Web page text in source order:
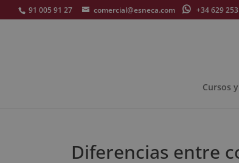
91 005 91 27 comercial@esneca.com +34 629
Cursos
Diferencias entre